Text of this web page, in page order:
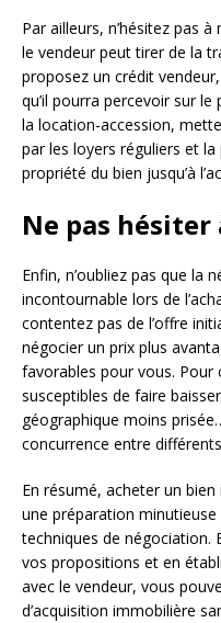
Par ailleurs, n’hésitez pas
le vendeur peut tirer de la
proposez un crédit
qu’il pourra percevoir sur
la location-accession,
par les loyers réguliers et
propriété du bien jusqu’à
Ne pas hésiter
Enfin, n’oubliez pas que la
incontournable lors de
contentez pas de l’offre
négocier un prix plus
favorables pour vous. Pour
susceptibles de faire
géographique moins
concurrence entre
En résumé, acheter un
une préparation
techniques de négociation.
vos propositions et en
avec le vendeur, vous
d’acquisition immobilière